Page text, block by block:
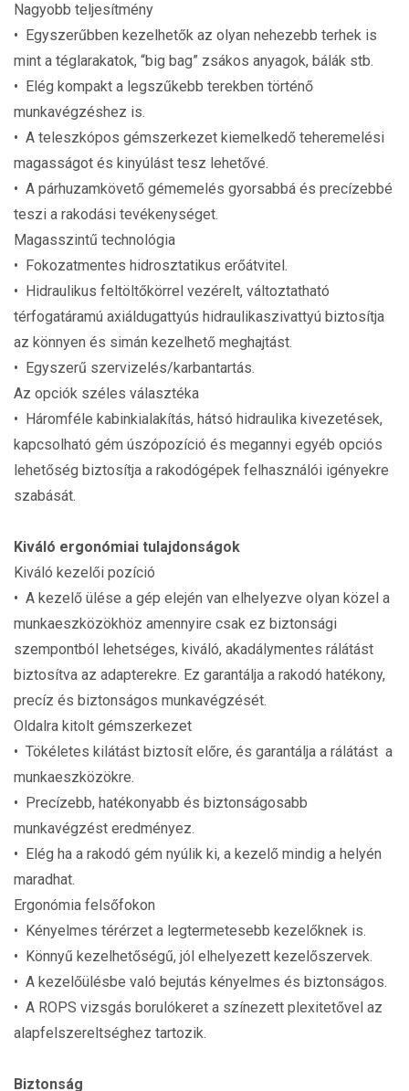
Nagyobb teljesítmény
• Egyszerűbben kezelhetők az olyan nehezebb terhek is
mint a téglarakatok, “big bag” zsákos anyagok, bálák stb.
• Elég kompakt a legszűkebb terekben történő
munkavégzéshez is.
• A teleszkópos gémszerkezet kiemelkedő teheremelési
magasságot és kinyúlást tesz lehetővé.
• A párhuzamkövető gémemelés gyorsabbá és precízebbé
teszi a rakodási tevékenységet.
Magasszintű technológia
• Fokozatmentes hidrosztatikus erőátvitel.
• Hidraulikus feltöltőkörrel vezérelt, változtatható
térfogatáramú axiáldugattyús hidraulikaszivattyú biztosítja
az könnyen és simán kezelhető meghajtást.
• Egyszerű szervizelés/karbantartás.
Az opciók széles választéka
• Háromféle kabinkialakítás, hátsó hidraulika kivezetések,
kapcsolható gém úszópozíció és megannyi egyéb opciós
lehetőség biztosítja a rakodógépek felhasználói igényekre
szabását.
Kiváló ergonómiai tulajdonságok
Kiváló kezelői pozíció
• A kezelő ülése a gép elején van elhelyezve olyan közel a
munkaeszközökhöz amennyire csak ez biztonsági
szempontból lehetséges, kiváló, akadálymentes rálátást
biztosítva az adapterekre. Ez garantálja a rakodó hatékony,
precíz és biztonságos munkavégzését.
Oldalra kitolt gémszerkezet
• Tökéletes kilátást biztosít előre, és garantálja a rálátást a
munkaeszközökre.
• Precízebb, hatékonyabb és biztonságosabb
munkavégzést eredményez.
• Elég ha a rakodó gém nyúlik ki, a kezelő mindig a helyén
maradhat.
Ergonómia felsőfokon
• Kényelmes térérzet a legtermetesebb kezelőknek is.
• Könnyű kezelhetőségű, jól elhelyezett kezelőszervek.
• A kezelőülésbe való bejutás kényelmes és biztonságos.
• A ROPS vizsgás borulókeret a színezett plexitetővel az
alapfelszereltséghez tartozik.
Biztonság